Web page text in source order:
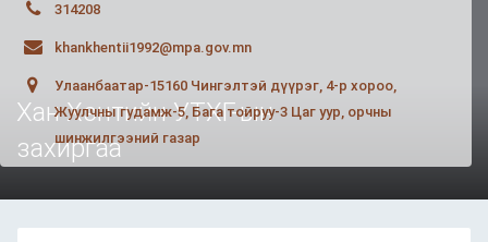
Хан Хэнтийн УТХГ-ын
захиргаа
314208
khankhentii1992@mpa.gov.mn
Улаанбаатар-15160 Чингэлтэй дүүрэг, 4-р хороо,
Жуулчны гудамж-5, Бага тойруу-3 Цаг уур, орчны
шинжилгээний газар